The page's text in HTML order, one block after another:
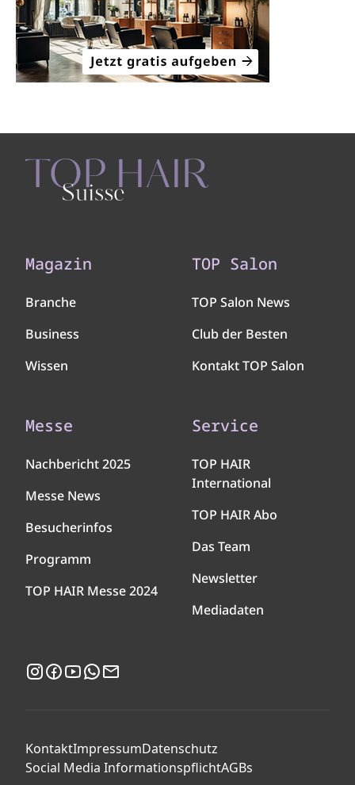
Magazin
Branche
Business
Wissen
TOP Salon
TOP Salon News
Club der Besten
Kontakt TOP Salon
Messe
Nachbericht 2025
Messe News
Besucherinfos
Programm
TOP HAIR Messe 2024
Service
TOP HAIR
International
TOP HAIR Abo
Das Team
Newsletter
Mediadaten
Instagram
Facebook
YouTubeWhatsApp
KontaktImpressumDatenschutz
Social Media InformationspflichtAGBs